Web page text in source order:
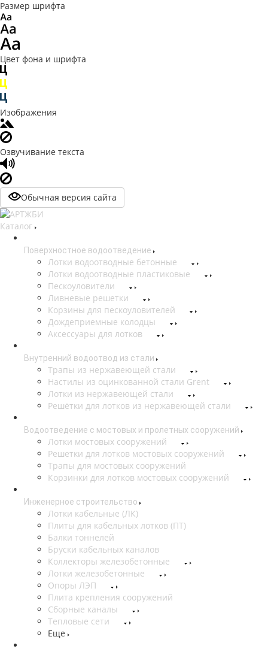
Размер шрифта
Цвет фона и шрифта
Изображения
Озвучивание текста
Обычная версия сайта
Каталог
Поверхностное водоотведение
Лотки водоотводные бетонные
Лотки водоотводные пластиковые
Пескоуловители
Ливневые решетки
Корзины для пескоуловителей
Дождеприемные колодцы
Аксессуары для лотков
Внутренний водоотвод из стали
Трапы из нержавеющей стали
Настилы из оцинкованной стали Grent
Лотки из нержавеющей стали
Решётки для лотков из нержавеющей стали
Водоотведение с мостовых и пролетных сооружений
Лотки мостовых сооружений
Решетки для лотков мостовых сооружений
Трапы для мостовых сооружений
Корзинки для лотков мостовых сооружений
Инженерное строительство
Лотки кабельные (ЛК)
Плиты для кабельных лотков (ПТ)
Балки тоннелей
Бруски кабельных каналов
Коллекторы железобетонные
Лотки железобетонные
Опоры ЛЭП
Плита крепления сооружений
Сборные каналы
Тепловые сети
Еще